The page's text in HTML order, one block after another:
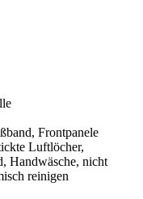
Frontpanele
Luftlöcher,
Handwäsche, nicht
reinigen